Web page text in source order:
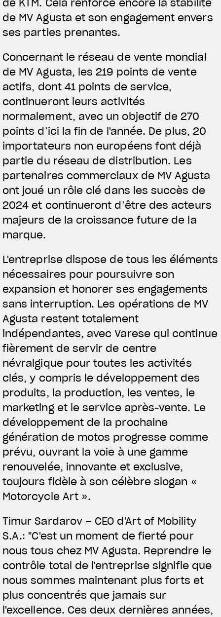
View now →
VÊTEMENTS
L'équipement du pilote
de KTM. Cela renforce encore la stabilité
de MV Agusta et son engagement envers
ses parties prenantes.
Concernant le réseau de vente mondial
de MV Agusta, les 219 points de vente
actifs, dont 41 points de service,
continueront leurs activités
normalement, avec un objectif de 270
points d’ici la fin de l'année. De plus, 20
importateurs non européens font déjà
partie du réseau de distribution. Les
partenaires commerciaux de MV Agusta
ont joué un rôle clé dans les succès de
2024 et continueront d’être des acteurs
majeurs de la croissance future de la
marque.
L'entreprise dispose de tous les éléments
nécessaires pour poursuivre son
expansion et honorer ses engagements
sans interruption. Les opérations de MV
Agusta restent totalement
indépendantes, avec Varese qui continue
fièrement de servir de centre
névralgique pour toutes les activités
clés, y compris le développement des
produits, la production, les ventes, le
marketing et le service après-vente. Le
développement de la prochaine
génération de motos progresse comme
prévu, ouvrant la voie à une gamme
renouvelée, innovante et exclusive,
toujours fidèle à son célèbre slogan «
Motorcycle Art ».
Timur Sardarov – CEO d'Art of Mobility
S.A.: "C'est un moment de fierté pour
nous tous chez MV Agusta. Reprendre le
contrôle total de l'entreprise signifie que
nous sommes maintenant plus forts et
plus concentrés que jamais sur
l'excellence. Ces deux dernières années,